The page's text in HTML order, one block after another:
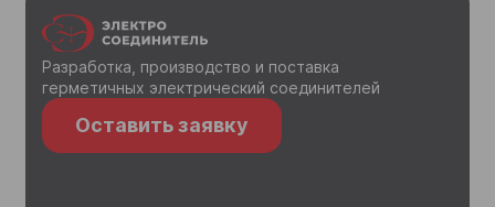
Разработка, производство и поставка
герметичных электрический соединителей
Оставить заявку
Согласен на обработку